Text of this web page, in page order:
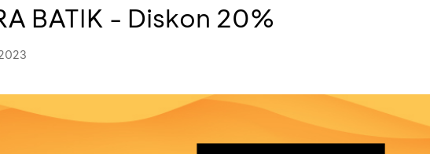
BATIK - Diskon 20%